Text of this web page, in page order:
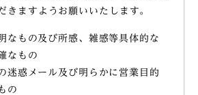
きますようお願いいたします。
なもの及び所感、雑感等具体的な
なもの
迷惑メール及び明らかに営業目的
の